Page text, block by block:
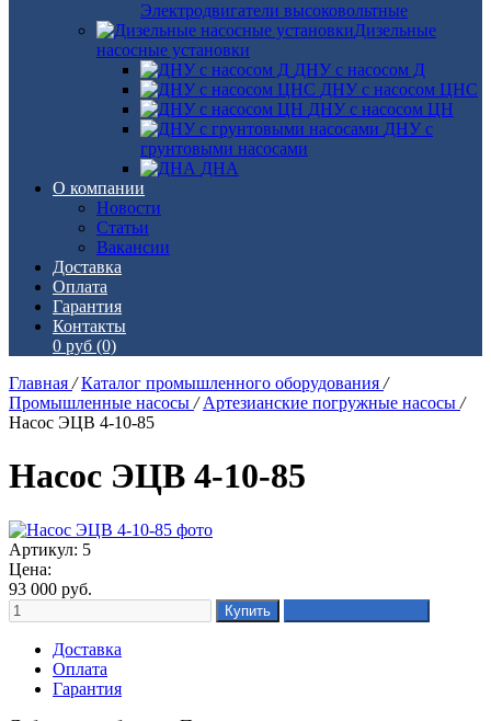
Электродвигатели высоковольтные
Дизельные
насосные установки
ДНУ с насосом Д
ДНУ с насосом ЦНС
ДНУ с насосом ЦН
ДНУ с
грунтовыми насосами
ДНА
О компании
Новости
Статьи
Вакансии
Доставка
Оплата
Гарантия
Контакты
0 руб (0)
Главная / Каталог промышленного оборудования /
Промышленные насосы / Артезианские погружные насосы /
Насос ЭЦВ 4-10-85
Насос ЭЦВ 4-10-85
Артикул: 5
Цена:
93 000 руб.
Доставка
Оплата
Гарантия